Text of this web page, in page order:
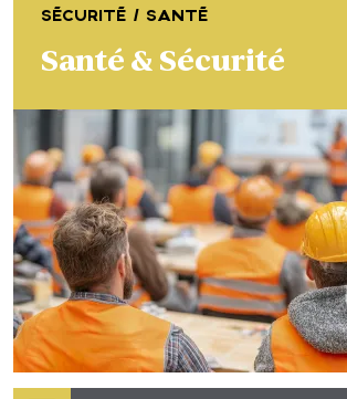
SÉCURITÉ / SANTÉ
Santé & Sécurité